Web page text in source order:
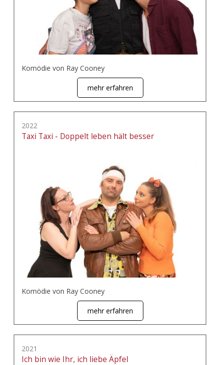
Komödie von Ray Cooney
mehr erfahren
2022
Taxi Taxi - Doppelt leben hält besser
Komödie von Ray Cooney
mehr erfahren
2021
Ich bin wie Ihr, ich liebe Äpfel